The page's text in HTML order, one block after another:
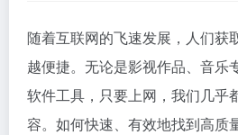
随着互联网的飞速发展，人们获
越便捷。无论是影视作品、音乐
软件工具，只要上网，我们几乎
容。如何快速、有效地找到高质